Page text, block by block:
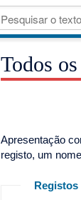
Todos
Apresentação
registo, um
Registos